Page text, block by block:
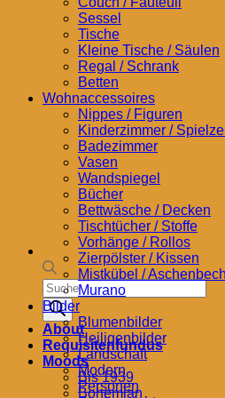
Products
search
About
Requisitenfundus
Moods
Bis 1939
Bohemian
Sessel
Tische
Kleine Tische / Säulen
Regal / Schrank
Betten
Wohnaccessoires
Nippes / Figuren
Kinderzimmer /
Badezimmer
Vasen
Wandspiegel
Bücher
Bettwäsche / Decken
Tischtücher / Stoffe
Vorhänge / Rollos
Zierpölster / Kissen
Mistkübel /
Murano
Bilder
Blumenbilder
Heiligenbilder
Landschaft
Modern
Personen